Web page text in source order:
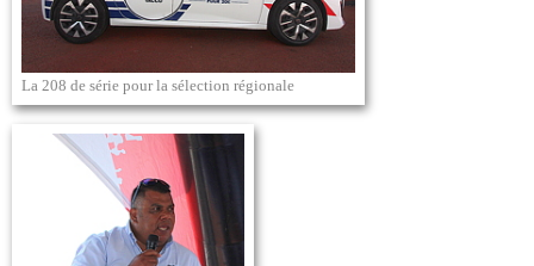
La 208 de série pour la sélection régionale